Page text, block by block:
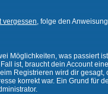
vergessen, folge den
was passiert
ist, braucht dein Account
Registrieren wird dir
korrekt war. Ein Grund für